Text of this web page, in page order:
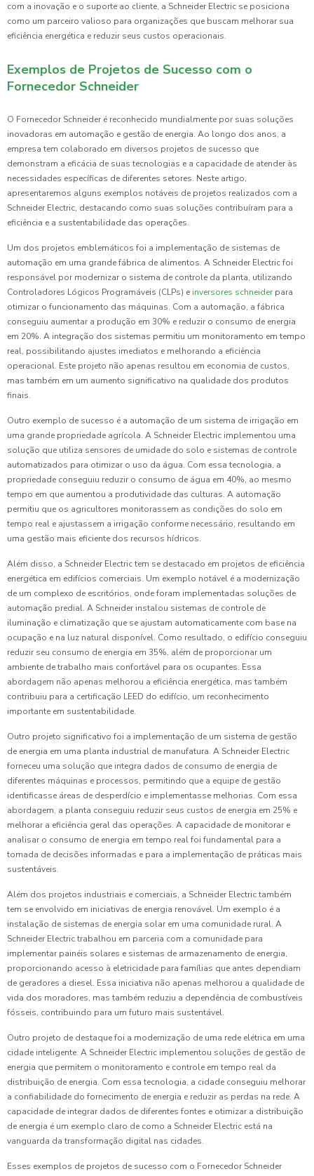
com a inovação e o suporte ao cliente, a Schneider Electric se posiciona
como um parceiro valioso para organizações que buscam melhorar sua
eficiência energética e reduzir seus custos operacionais.
Exemplos de Projetos de Sucesso com o
Fornecedor Schneider
O Fornecedor Schneider é reconhecido mundialmente por suas soluções
inovadoras em automação e gestão de energia. Ao longo dos anos, a
empresa tem colaborado em diversos projetos de sucesso que
demonstram a eficácia de suas tecnologias e a capacidade de atender às
necessidades específicas de diferentes setores. Neste artigo,
apresentaremos alguns exemplos notáveis de projetos realizados com a
Schneider Electric, destacando como suas soluções contribuíram para a
eficiência e a sustentabilidade das operações.
Um dos projetos emblemáticos foi a implementação de sistemas de
automação em uma grande fábrica de alimentos. A Schneider Electric foi
responsável por modernizar o sistema de controle da planta, utilizando
Controladores Lógicos Programáveis (CLPs) e inversores schneider para
otimizar o funcionamento das máquinas. Com a automação, a fábrica
conseguiu aumentar a produção em 30% e reduzir o consumo de energia
em 20%. A integração dos sistemas permitiu um monitoramento em tempo
real, possibilitando ajustes imediatos e melhorando a eficiência
operacional. Este projeto não apenas resultou em economia de custos,
mas também em um aumento significativo na qualidade dos produtos
finais.
Outro exemplo de sucesso é a automação de um sistema de irrigação em
uma grande propriedade agrícola. A Schneider Electric implementou uma
solução que utiliza sensores de umidade do solo e sistemas de controle
automatizados para otimizar o uso da água. Com essa tecnologia, a
propriedade conseguiu reduzir o consumo de água em 40%, ao mesmo
tempo em que aumentou a produtividade das culturas. A automação
permitiu que os agricultores monitorassem as condições do solo em
tempo real e ajustassem a irrigação conforme necessário, resultando em
uma gestão mais eficiente dos recursos hídricos.
Além disso, a Schneider Electric tem se destacado em projetos de eficiência
energética em edifícios comerciais. Um exemplo notável é a modernização
de um complexo de escritórios, onde foram implementadas soluções de
automação predial. A Schneider instalou sistemas de controle de
iluminação e climatização que se ajustam automaticamente com base na
ocupação e na luz natural disponível. Como resultado, o edifício conseguiu
reduzir seu consumo de energia em 35%, além de proporcionar um
ambiente de trabalho mais confortável para os ocupantes. Essa
abordagem não apenas melhorou a eficiência energética, mas também
contribuiu para a certificação LEED do edifício, um reconhecimento
importante em sustentabilidade.
Outro projeto significativo foi a implementação de um sistema de gestão
de energia em uma planta industrial de manufatura. A Schneider Electric
forneceu uma solução que integra dados de consumo de energia de
diferentes máquinas e processos, permitindo que a equipe de gestão
identificasse áreas de desperdício e implementasse melhorias. Com essa
abordagem, a planta conseguiu reduzir seus custos de energia em 25% e
melhorar a eficiência geral das operações. A capacidade de monitorar e
analisar o consumo de energia em tempo real foi fundamental para a
tomada de decisões informadas e para a implementação de práticas mais
sustentáveis.
Além dos projetos industriais e comerciais, a Schneider Electric também
tem se envolvido em iniciativas de energia renovável. Um exemplo é a
instalação de sistemas de energia solar em uma comunidade rural. A
Schneider Electric trabalhou em parceria com a comunidade para
implementar painéis solares e sistemas de armazenamento de energia,
proporcionando acesso à eletricidade para famílias que antes dependiam
de geradores a diesel. Essa iniciativa não apenas melhorou a qualidade de
vida dos moradores, mas também reduziu a dependência de combustíveis
fósseis, contribuindo para um futuro mais sustentável.
Outro projeto de destaque foi a modernização de uma rede elétrica em uma
cidade inteligente. A Schneider Electric implementou soluções de gestão de
energia que permitem o monitoramento e controle em tempo real da
distribuição de energia. Com essa tecnologia, a cidade conseguiu melhorar
a confiabilidade do fornecimento de energia e reduzir as perdas na rede. A
capacidade de integrar dados de diferentes fontes e otimizar a distribuição
de energia é um exemplo claro de como a Schneider Electric está na
vanguarda da transformação digital nas cidades.
Esses exemplos de projetos de sucesso com o Fornecedor Schneider